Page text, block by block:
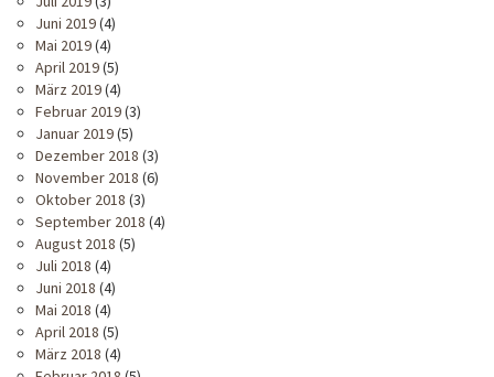
Juni 2019(4)
Mai 2019(4)
April 2019(5)
März 2019(4)
Februar 2019(3)
Januar 2019(5)
Dezember 2018 (3)
November 2018 (6)
Oktober 2018 (3)
September 2018 (4)
August 2018 (5)
Juli 2018 (4)
Juni 2018 (4)
Mai 2018 (4)
April 2018 (5)
März 2018 (4)